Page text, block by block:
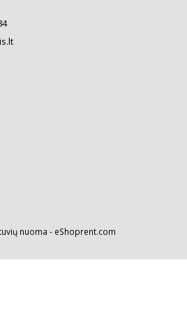
nuoma - eShoprent.com